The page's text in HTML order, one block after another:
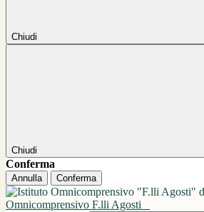
Chiudi
Chiudi
Conferma
Annulla Conferma
Omnicomprensivo F.lli Agosti